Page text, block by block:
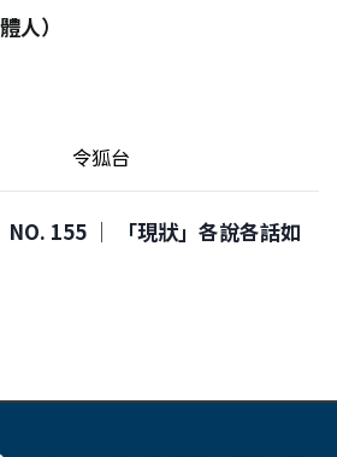
人）
令狐台
NO. 155 │ 「現狀」各說各話如